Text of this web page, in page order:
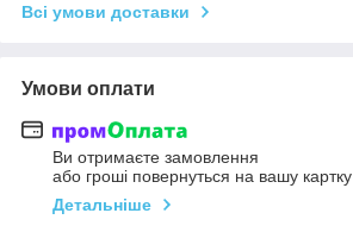
Всі умови доставки
Умови оплати
Ви отримаєте замовлення
або гроші повернуться на вашу картку
Детальніше